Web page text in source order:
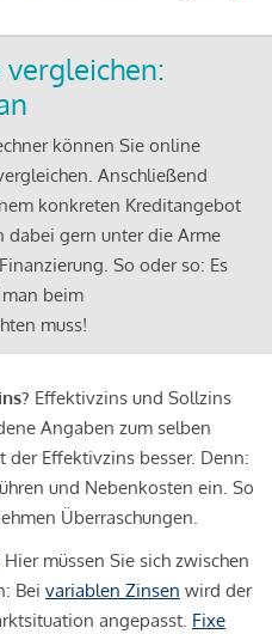
können Sie online
Anschließend
konkreten Kreditangebot
dabei gern unter die Arme
So oder so: Es
beim
muss!
Effektivzins und Sollzins
Angaben zum selben
der Effektivzins besser. Denn:
und Nebenkosten ein. So
Überraschungen.
Hier müssen Sie sich zwischen
Bei variablen Zinsen wird der
angepasst. Fixe